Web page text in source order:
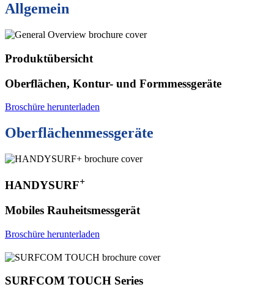
Allgemein
Produktübersicht
Oberflächen, Kontur- und Formmessgeräte
Broschüre herunterladen
Oberflächenmessgeräte
HANDYSURF+
Mobiles Rauheitsmessgerät
Broschüre herunterladen
SURFCOM TOUCH Series